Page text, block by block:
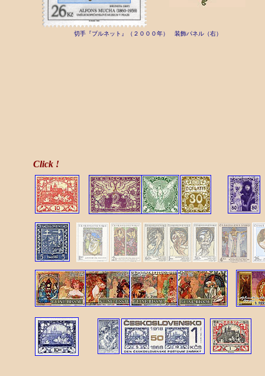
切手『ブルネット』（２０００年） 装飾パネル（右）
Click !